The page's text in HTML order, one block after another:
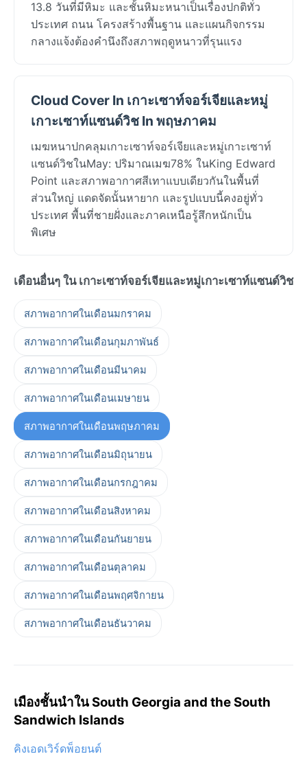
13.8 วันที่มีหิมะ และชั้นหิมะหนาเป็นเรื่องปกติทั่ว
ประเทศ ถนน โครงสร้างพื้นฐาน และแผนกิจกรรม
กลางแจ้งต้องคำนึงถึงสภาพฤดูหนาวที่รุนแรง
Cloud Cover In เกาะเซาท์จอร์เจียและหมู่
เกาะเซาท์แซนด์วิช In พฤษภาคม
เมฆหนาปกคลุมเกาะเซาท์จอร์เจียและหมู่เกาะเซาท์
แซนด์วิชในMay: ปริมาณเมฆ78% ในKing Edward
Point และสภาพอากาศสีเทาแบบเดียวกันในพื้นที่
ส่วนใหญ่ แดดจัดนั้นหายาก และรูปแบบนี้คงอยู่ทั่ว
ประเทศ พื้นที่ชายฝั่งและภาคเหนือรู้สึกหนักเป็น
พิเศษ
เดือนอื่นๆ ใน เกาะเซาท์จอร์เจียและหมู่เกาะเซาท์แซนด์วิช
สภาพอากาศในเดือนมกราคม
สภาพอากาศในเดือนกุมภาพันธ์
สภาพอากาศในเดือนมีนาคม
สภาพอากาศในเดือนเมษายน
สภาพอากาศในเดือนพฤษภาคม
สภาพอากาศในเดือนมิถุนายน
สภาพอากาศในเดือนกรกฎาคม
สภาพอากาศในเดือนสิงหาคม
สภาพอากาศในเดือนกันยายน
สภาพอากาศในเดือนตุลาคม
สภาพอากาศในเดือนพฤศจิกายน
สภาพอากาศในเดือนธันวาคม
เมืองชั้นนำใน South Georgia and the South
Sandwich Islands
คิงเอดเวิร์ดพ็อยนต์